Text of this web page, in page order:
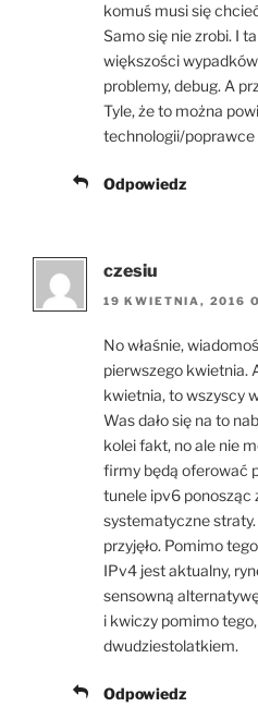
komuś musi się
Samo się nie zrobi. I
większości
problemy, debug. A
Tyle, że to można
technologii/poprawce
Odpowiedz
czesiu
19 KWIETNIA, 2016
No właśnie,
pierwszego kwietnia.
kwietnia, to wszyscy
Was dało się na to
kolei fakt, no ale nie
firmy będą oferować
tunele ipv6 ponosząc
systematyczne
przyjęło. Pomimo
IPv4 jest aktualny,
sensowną
i kwiczy pomimo
dwudziestolatkiem.
Odpowiedz